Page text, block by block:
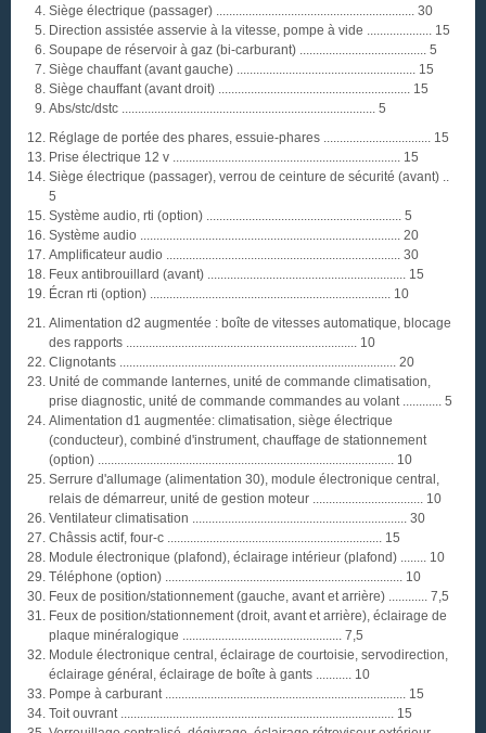
Siège électrique (passager) ............................................................. 30
Direction assistée asservie à la vitesse, pompe à vide .................... 15
Soupape de réservoir à gaz (bi-carburant) ....................................... 5
Siège chauffant (avant gauche) ....................................................... 15
Siège chauffant (avant droit) ........................................................... 15
Abs/stc/dstc .............................................................................. 5
Réglage de portée des phares, essuie-phares ................................. 15
Prise électrique 12 v ...................................................................... 15
Siège électrique (passager), verrou de ceinture de sécurité (avant) ..
5
Système audio, rti (option) ............................................................ 5
Système audio ................................................................................ 20
Amplificateur audio ........................................................................ 30
Feux antibrouillard (avant) ............................................................. 15
Écran rti (option) .......................................................................... 10
Alimentation d2 augmentée : boîte de vitesses automatique, blocage
des rapports ....................................................................... 10
Clignotants ..................................................................................... 20
Unité de commande lanternes, unité de commande climatisation,
prise diagnostic, unité de commande commandes au volant ............ 5
Alimentation d1 augmentée: climatisation, siège électrique
(conducteur), combiné d'instrument, chauffage de stationnement
(option) ........................................................................................... 10
Serrure d'allumage (alimentation 30), module électronique central,
relais de démarreur, unité de gestion moteur .................................. 10
Ventilateur climatisation .................................................................. 30
Châssis actif, four-c .................................................................. 15
Module électronique (plafond), éclairage intérieur (plafond) ........ 10
Téléphone (option) ......................................................................... 10
Feux de position/stationnement (gauche, avant et arrière) ............ 7,5
Feux de position/stationnement (droit, avant et arrière), éclairage de
plaque minéralogique ................................................. 7,5
Module électronique central, éclairage de courtoisie, servodirection,
éclairage général, éclairage de boîte à gants ........... 10
Pompe à carburant .......................................................................... 15
Toit ouvrant .................................................................................... 15